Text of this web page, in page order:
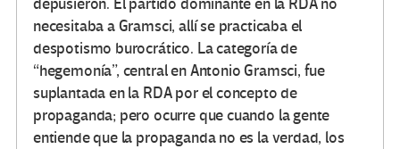
depusieron. El partido dominante en la RDA no
necesitaba a Gramsci, allí se practicaba el
despotismo burocrático. La categoría de
“hegemonía”, central en Antonio Gramsci, fue
suplantada en la RDA por el concepto de
propaganda; pero ocurre que cuando la gente
entiende que la propaganda no es la verdad, los